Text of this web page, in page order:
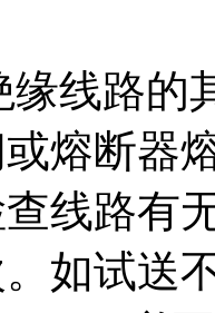
线路的
熔断器
线路有
如试送